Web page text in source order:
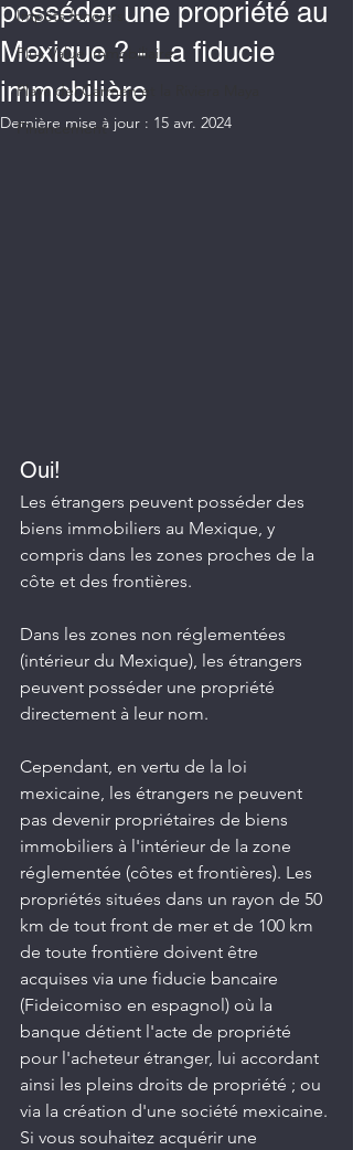
Impôts fonciers
Plus Value immobiliaire
Playa del Carmen et la Riviera Maya
Financement
posséder une propriété au
Mexique ? - La fiducie
immobilière
Dernière mise à jour : 15 avr. 2024
Oui!
Les étrangers peuvent posséder des
biens immobiliers au Mexique, y
compris dans les zones proches de la
côte et des frontières.
Dans les zones non réglementées
(intérieur du Mexique), les étrangers
peuvent posséder une propriété
directement à leur nom.
Cependant, en vertu de la loi
mexicaine, les étrangers ne peuvent
pas devenir propriétaires de biens
immobiliers à l'intérieur de la zone
réglementée (côtes et frontières). Les
propriétés situées dans un rayon de 50
km de tout front de mer et de 100 km
de toute frontière doivent être
acquises via une fiducie bancaire
(Fideicomiso en espagnol) où la
banque détient l'acte de propriété
pour l'acheteur étranger, lui accordant
ainsi les pleins droits de propriété ; ou
via la création d'une société mexicaine.
Si vous souhaitez acquérir une